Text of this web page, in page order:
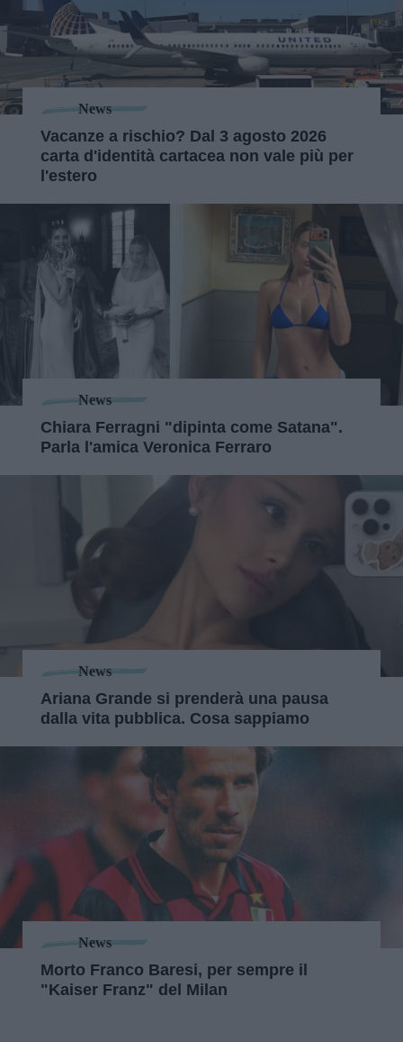
News
Vacanze a rischio? Dal 3 agosto 2026
carta d'identità cartacea non vale più per
l'estero
News
Chiara Ferragni "dipinta come Satana".
Parla l'amica Veronica Ferraro
News
Ariana Grande si prenderà una pausa
dalla vita pubblica. Cosa sappiamo
News
Morto Franco Baresi, per sempre il
"Kaiser Franz" del Milan